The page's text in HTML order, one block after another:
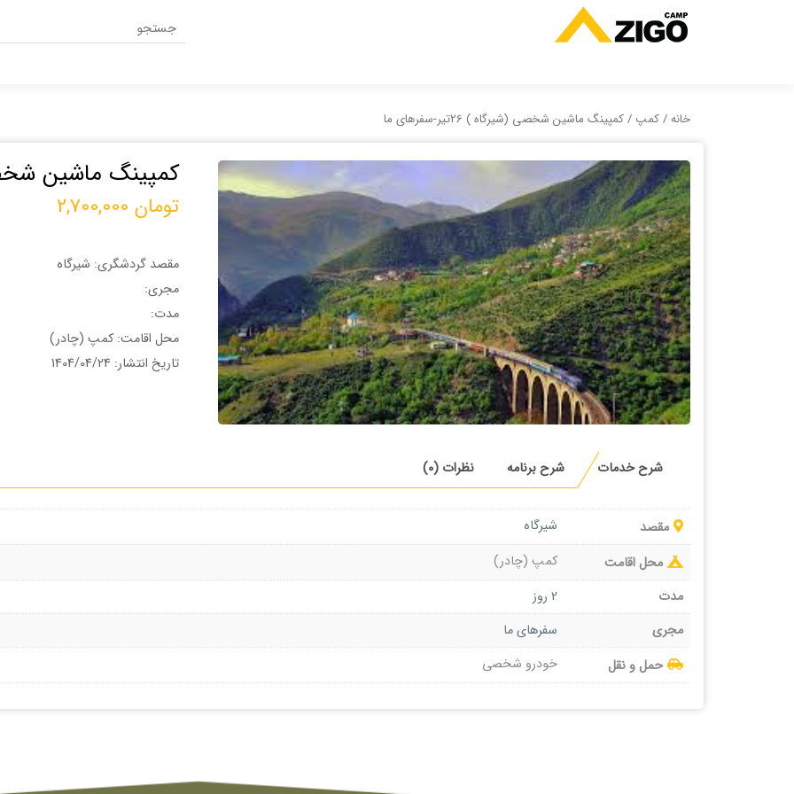
خانه/کمپ / کمپینگ ماشین شخصی (شیرگاه ) 26تیر-سفرهای ما
کمپینگ ماشین شخصی
تومان
مقصد گردشگری: شیرگاه
مجری:
مدت:
محل اقامت: کمپ (چادر)
تاریخ انتشار: 1404/04/24
شرح خدمات شرح برنامه نظرات (0)
مقصد
شیرگاه
محل اقامت
کمپ (چادر)
مدت
2 روز
مجری
سفرهای ما
حمل و نقل
خودرو شخصی